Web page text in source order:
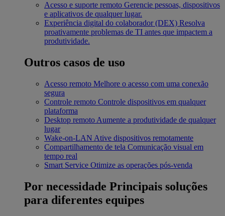
Acesso e suporte remoto Gerencie pessoas, dispositivos
e aplicativos de qualquer lugar.
Experiência digital do colaborador (DEX) Resolva
proativamente problemas de TI antes que impactem a
produtividade.
Outros casos de uso
Acesso remoto Melhore o acesso com uma conexão
segura
Controle remoto Controle dispositivos em qualquer
plataforma
Desktop remoto Aumente a produtividade de qualquer
lugar
Wake-on-LAN Ative dispositivos remotamente
Compartilhamento de tela Comunicação visual em
tempo real
Smart Service Otimize as operações pós-venda
Por necessidade Principais soluções
para diferentes equipes